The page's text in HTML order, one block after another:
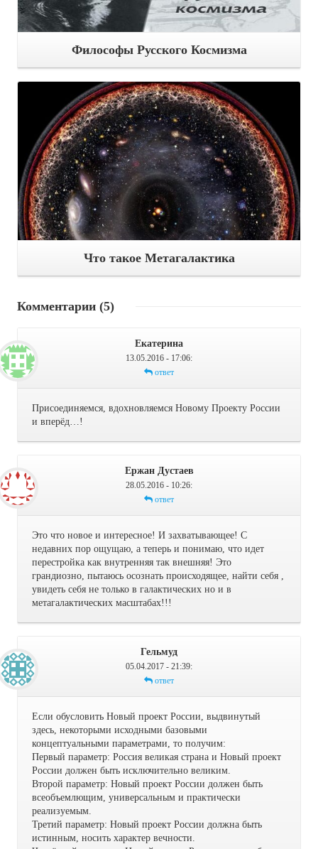
Философы Русского Космизма
Подробнее
Что такое Метагалактика
Комментарии (5)
Екатерина
13.05.2016 - 17:06:
ответ
Присоединяемся, вдохновляемся Новому Проекту России
и вперёд…!
Ержан Дустаев
28.05.2016 - 10:26:
ответ
Это что новое и интересное! И захватывающее! С
недавних пор ощущаю, а теперь и понимаю, что идет
перестройка как внутренняя так внешняя! Это
грандиозно, пытаюсь осознать происходящее, найти себя ,
увидеть себя не только в галактических но и в
метагалактических масштабах!!!
Гельмуд
05.04.2017 - 21:39:
ответ
Если обусловить Новый проект России, выдвинутый
здесь, некоторыми исходными базовыми
концептуальными параметрами, то получим:
Первый параметр: Россия великая страна и Новый проект
России должен быть исключительно великим.
Второй параметр: Новый проект России должен быть
всеобъемлющим, универсальным и практически
реализуемым.
Третий параметр: Новый проект России должна быть
истинным, носить характер вечности.